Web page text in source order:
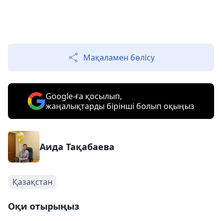
Мақаламен бөлісу
Google-ға қосылып,
жаңалықтарды бірінші болып оқыңыз
Аида Тақабаева
Қазақстан
Оқи отырыңыз